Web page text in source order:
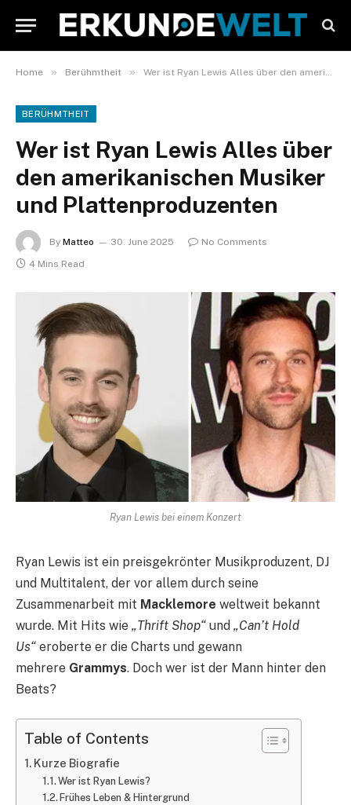
Home » Berühmtheit » Wer ist Ryan Lewis Alles über den amerikanischen Musiker und Plattenproduzenten
BERÜHMTHEIT
Wer ist Ryan Lewis Alles über
den amerikanischen Musiker
und Plattenproduzenten
By Matteo 30. June 2025
No Comments
4 Mins Read
Ryan Lewis bei einem Konzert
Ryan Lewis ist ein preisgekrönter Musikproduzent, DJ
und Multitalent, der vor allem durch seine
Zusammenarbeit mit Macklemore weltweit bekannt
wurde. Mit Hits wie „Thrift Shop“ und „Can’t Hold
Us“ eroberte er die Charts und gewann
mehrere Grammys. Doch wer ist der Mann hinter den
Beats?
Table of Contents
Kurze Biografie
Wer ist Ryan Lewis?
Frühes Leben & Hintergrund